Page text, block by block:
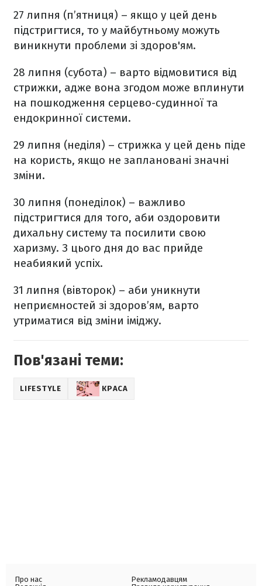
27 липня (п’ятниця) – якщо у цей день
підстригтися, то у майбутньому можуть
виникнути проблеми зі здоров'ям.
28 липня (субота) – варто відмовитися від
стрижки, адже вона згодом може вплинути
на пошкодження серцево-судинної та
ендокринної системи.
29 липня (неділя) – стрижка у цей день піде
на користь, якщо не заплановані значні
зміни.
30 липня (понеділок) – важливо
підстригтися для того, аби оздоровити
дихальну систему та посилити свою
харизму. З цього дня до вас прийде
неабиякий успіх.
31 липня (вівторок) – аби уникнути
неприємностей зі здоров’ям, варто
утриматися від зміни іміджу.
Пов'язані теми:
LIFESTYLE КРАСА
Про нас
Рекламодавцям